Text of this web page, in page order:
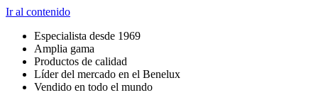
Ir al contenido
Especialista desde 1969
Amplia gama
Productos de calidad
Líder del mercado en el Benelux
Vendido en todo el mundo